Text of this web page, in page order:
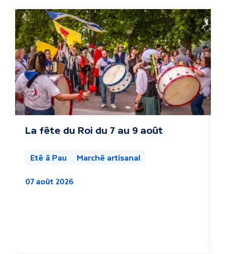
u
t
r
e
s
a
La fête du Roi du 7 au 9 août
Eté à Pau Marché artisanal
07 août 2026